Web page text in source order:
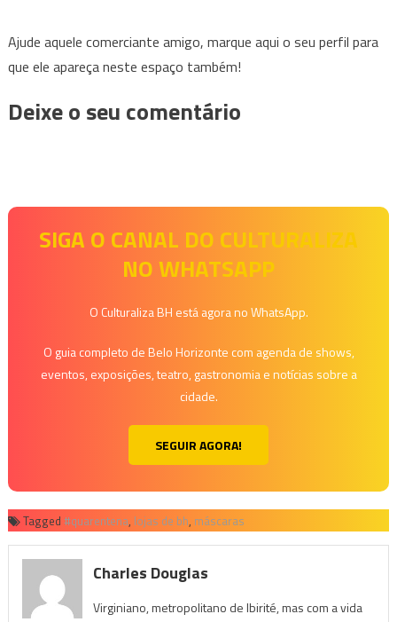
Ajude aquele comerciante amigo, marque aqui o seu perfil para
que ele apareça neste espaço também!
Deixe o seu comentário
SIGA O CANAL DO CULTURALIZA
NO WHATSAPP
O Culturaliza BH está agora no WhatsApp.
O guia completo de Belo Horizonte com agenda de shows,
eventos, exposições, teatro, gastronomia e notícias sobre a
cidade.
SEGUIR AGORA!
Tagged #quarentena, lojas de bh, máscaras
Charles Douglas
Virginiano, metropolitano de Ibirité, mas com a vida